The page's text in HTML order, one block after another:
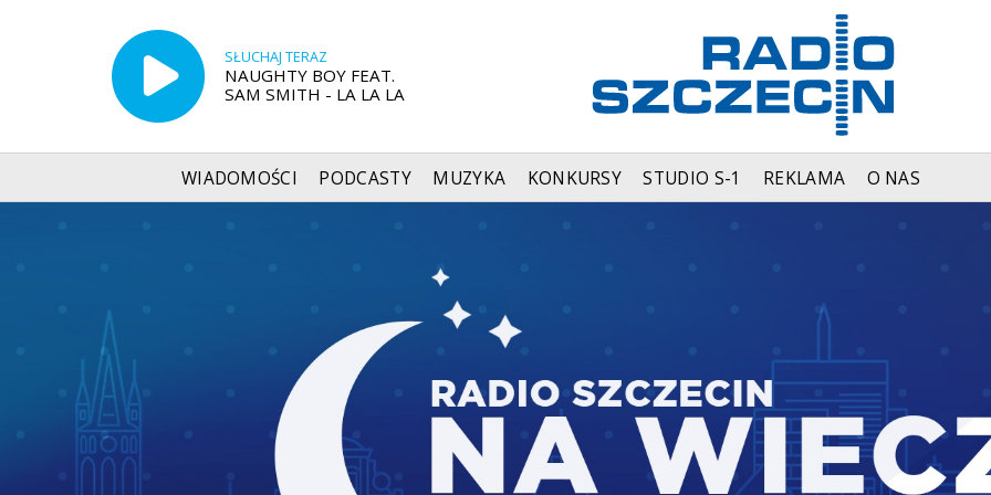
SŁUCHAJ TERAZ
NAUGHTY BOY FEAT.
SAM SMITH - LA LA LA
WIADOMOŚCI PODCASTY MUZYKA KONKURSY STUDIO S-1 REKLAMA O NAS